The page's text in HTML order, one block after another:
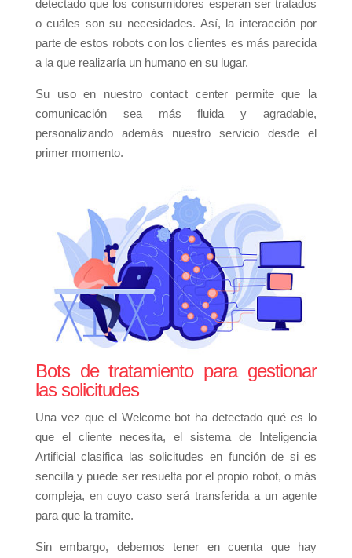
detectado que los consumidores esperan ser tratados
o cuáles son su necesidades. Así, la interacción por
parte de estos robots con los clientes es más parecida
a la que realizaría un humano en su lugar.
Su uso en nuestro contact center permite que la
comunicación sea más fluida y agradable,
personalizando además nuestro servicio desde el
primer momento.
Bots de tratamiento para gestionar
las solicitudes
Una vez que el Welcome bot ha detectado qué es lo
que el cliente necesita, el sistema de Inteligencia
Artificial clasifica las solicitudes en función de si es
sencilla y puede ser resuelta por el propio robot, o más
compleja, en cuyo caso será transferida a un agente
para que la tramite.
Sin embargo, debemos tener en cuenta que hay